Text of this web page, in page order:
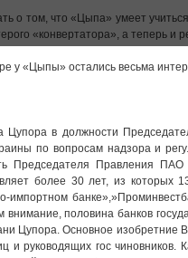
о том, что «Цыпа» умеет
«конвертатора», а теперь и
у «Цыпы» остались весьма
Цупора в должности
по вопросам надзора и
Председателя Правления
более 30 лет, из
импортном
половина банков
Цупора. Основное изобретние
и руководящих гос